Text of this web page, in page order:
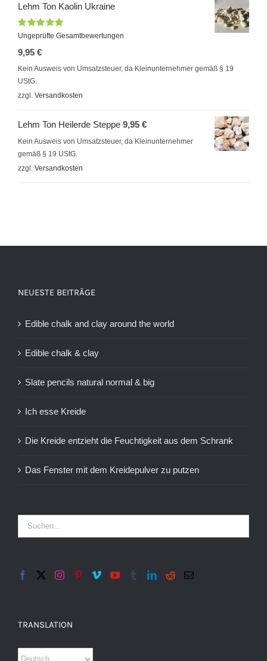
Lehm Ton Kaolin Ukraine
Bewertet
5
Ungeprüfte Gesamtbewertungen
9,95 €
Kein Ausweis von Umsatzsteuer, da Kleinunternehmer gemäß § 19
UStG.
zzgl. Versandkosten
Lehm Ton Heilerde Steppe 9,95 €
Kein Ausweis von Umsatzsteuer, da Kleinunternehmer
gemäß § 19 UStG.
zzgl. Versandkosten
NEUESTE BEITRÄGE
Edible chalk and clay around the world
Edible chalk & clay
Slate pencils natural normal & big
Ich esse Kreide
Die Kreide entzieht die Feuchtigkeit aus dem Schrank
Das Fenster mit dem Kreidepulver zu putzen
TRANSLATION